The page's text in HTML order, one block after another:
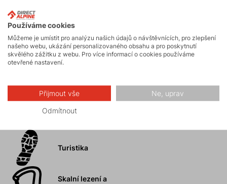
Horské expedice
Skialpinismus
Turistika
Skalní lezení a
Používáme cookies
Můžeme je umístit pro analýzu našich údajů o návštěvnících, pro zlepšení
našeho webu, ukázání personalizovaného obsahu a pro poskytnutí
skvělého zážitku z webu. Pro více informací o cookies používáme
otevřené nastavení.
Přijmout vše Ne, uprav
Odmítnout